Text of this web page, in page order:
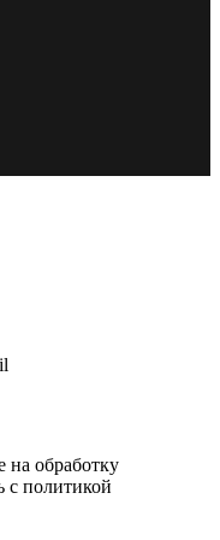
на обработку
c политикой